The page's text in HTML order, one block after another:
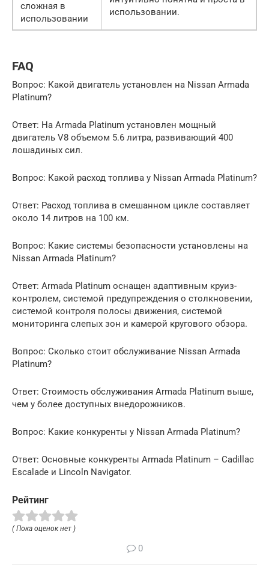
сложная в
использовании
использовании.
FAQ
Вопрос: Какой двигатель установлен на Nissan Armada
Platinum?
Ответ: На Armada Platinum установлен мощный
двигатель V8 объемом 5.6 литра, развивающий 400
лошадиных сил.
Вопрос: Какой расход топлива у Nissan Armada Platinum?
Ответ: Расход топлива в смешанном цикле составляет
около 14 литров на 100 км.
Вопрос: Какие системы безопасности установлены на
Nissan Armada Platinum?
Ответ: Armada Platinum оснащен адаптивным круиз-
контролем, системой предупреждения о столкновении,
системой контроля полосы движения, системой
мониторинга слепых зон и камерой кругового обзора.
Вопрос: Сколько стоит обслуживание Nissan Armada
Platinum?
Ответ: Стоимость обслуживания Armada Platinum выше,
чем у более доступных внедорожников.
Вопрос: Какие конкуренты у Nissan Armada Platinum?
Ответ: Основные конкуренты Armada Platinum – Cadillac
Escalade и Lincoln Navigator.
Рейтинг
( Пока оценок нет )
0